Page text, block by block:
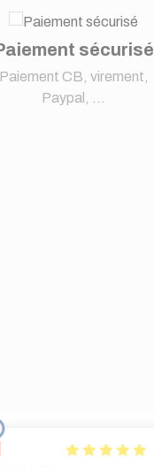
sécurisé
Paiement CB, virement,
Paypal, ...